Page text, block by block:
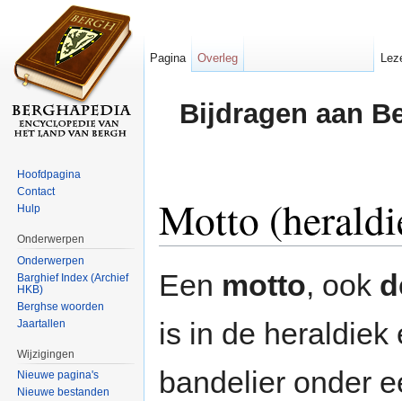
Bijdragen aan
Motto
Een motto, ook
is in de heraldiek
bandelier onder
Pagina Overleg
Hoofdpagina
Contact
Hulp
Onderwerpen
Onderwerpen
Barghief Index (Archief
HKB)
Berghse woorden
Jaartallen
Wijzigingen
Nieuwe pagina's
Nieuwe bestanden